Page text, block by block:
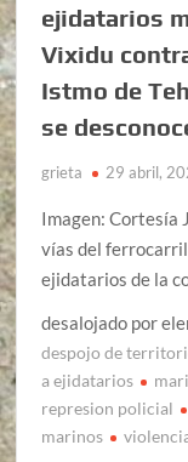
ejidatarios
Vixidu
Istmo de
se
grieta 29 abril,
Imagen: Cortesía
vías del ferrocarril
ejidatarios de la
desalojado por
despojo de
a ejidatarios
represion policial
marinos